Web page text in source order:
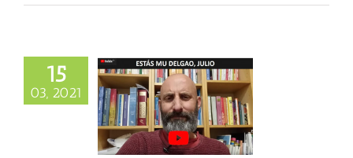
15
03, 2021
delgao, Julio